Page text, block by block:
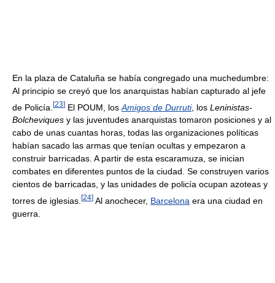
En la plaza de Cataluña se había congregado una muchedumbre:
Al principio se creyó que los anarquistas habían capturado al jefe
de Policía. [23] El POUM, los Amigos de Durruti, los Leninistas-
Bolcheviques y las juventudes anarquistas tomaron posiciones y al
cabo de unas cuantas horas, todas las organizaciones políticas
habían sacado las armas que tenían ocultas y empezaron a
construir barricadas. A partir de esta escaramuza, se inician
combates en diferentes puntos de la ciudad. Se construyen varios
cientos de barricadas, y las unidades de policía ocupan azoteas y
torres de iglesias. [24] Al anochecer, Barcelona era una ciudad en
guerra.